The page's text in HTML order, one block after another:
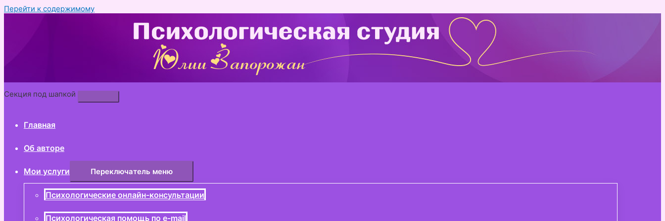
Перейти к содержимому
Секция под шапкой
Главная
Об авторе
Мои услуги Переключатель меню
Психологические онлайн-консультации
Психологическая помощь по e-mail